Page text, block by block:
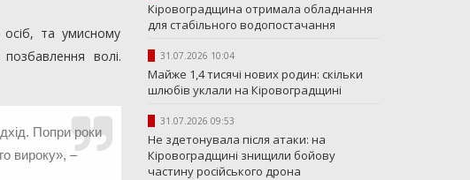
та умисному
волі.
Попри роки
вироку», –
Кіровоградщина отримала обладнання
для стабільного водопостачання
31.07.2026 10:04
Майже 1,4 тисячі нових родин: скільки
шлюбів уклали на Кіровоградщині
31.07.2026 09:53
Не здетонувала після атаки: на
Кіровоградщині знищили бойову
частину російського дрона